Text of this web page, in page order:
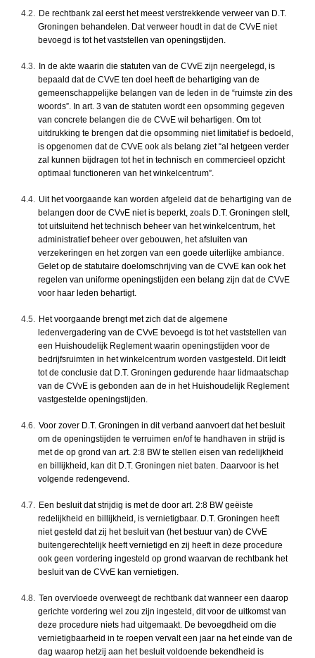
4.2. De rechtbank zal eerst het meest verstrekkende verweer van D.T.
Groningen behandelen. Dat verweer houdt in dat de CVvE niet
bevoegd is tot het vaststellen van openingstijden.
4.3. In de akte waarin die statuten van de CVvE zijn neergelegd, is
bepaald dat de CVvE ten doel heeft de behartiging van de
gemeenschappelijke belangen van de leden in de “ruimste zin des
woords”. In art. 3 van de statuten wordt een opsomming gegeven
van concrete belangen die de CVvE wil behartigen. Om tot
uitdrukking te brengen dat die opsomming niet limitatief is bedoeld,
is opgenomen dat de CVvE ook als belang ziet “al hetgeen verder
zal kunnen bijdragen tot het in technisch en commercieel opzicht
optimaal functioneren van het winkelcentrum”.
4.4. Uit het voorgaande kan worden afgeleid dat de behartiging van de
belangen door de CVvE niet is beperkt, zoals D.T. Groningen stelt,
tot uitsluitend het technisch beheer van het winkelcentrum, het
administratief beheer over gebouwen, het afsluiten van
verzekeringen en het zorgen van een goede uiterlijke ambiance.
Gelet op de statutaire doelomschrijving van de CVvE kan ook het
regelen van uniforme openingstijden een belang zijn dat de CVvE
voor haar leden behartigt.
4.5. Het voorgaande brengt met zich dat de algemene
ledenvergadering van de CVvE bevoegd is tot het vaststellen van
een Huishoudelijk Reglement waarin openingstijden voor de
bedrijfsruimten in het winkelcentrum worden vastgesteld. Dit leidt
tot de conclusie dat D.T. Groningen gedurende haar lidmaatschap
van de CVvE is gebonden aan de in het Huishoudelijk Reglement
vastgestelde openingstijden.
4.6. Voor zover D.T. Groningen in dit verband aanvoert dat het besluit
om de openingstijden te verruimen en/of te handhaven in strijd is
met de op grond van art. 2:8 BW te stellen eisen van redelijkheid
en billijkheid, kan dit D.T. Groningen niet baten. Daarvoor is het
volgende redengevend.
4.7. Een besluit dat strijdig is met de door art. 2:8 BW geëiste
redelijkheid en billijkheid, is vernietigbaar. D.T. Groningen heeft
niet gesteld dat zij het besluit van (het bestuur van) de CVvE
buitengerechtelijk heeft vernietigd en zij heeft in deze procedure
ook geen vordering ingesteld op grond waarvan de rechtbank het
besluit van de CVvE kan vernietigen.
4.8. Ten overvloede overweegt de rechtbank dat wanneer een daarop
gerichte vordering wel zou zijn ingesteld, dit voor de uitkomst van
deze procedure niets had uitgemaakt. De bevoegdheid om die
vernietigbaarheid in te roepen vervalt een jaar na het einde van de
dag waarop hetzij aan het besluit voldoende bekendheid is